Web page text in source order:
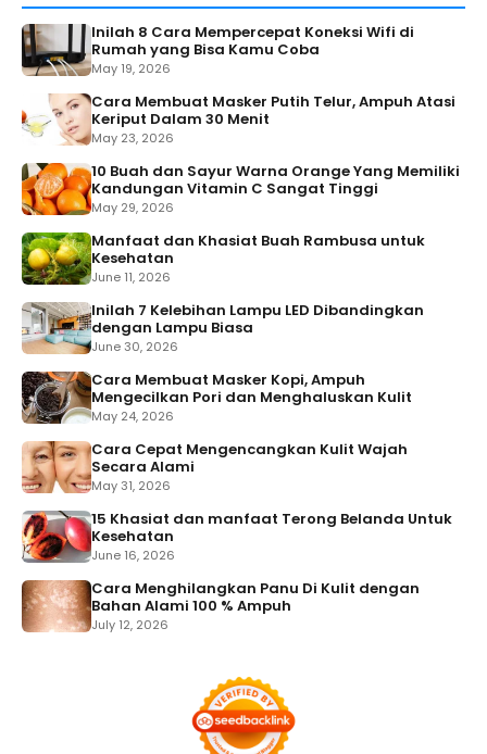
Inilah 8 Cara Mempercepat Koneksi Wifi di
Rumah yang Bisa Kamu Coba
May 19, 2026
Cara Membuat Masker Putih Telur, Ampuh Atasi
Keriput Dalam 30 Menit
May 23, 2026
10 Buah dan Sayur Warna Orange Yang Memiliki
Kandungan Vitamin C Sangat Tinggi
May 29, 2026
Manfaat dan Khasiat Buah Rambusa untuk
Kesehatan
June 11, 2026
Inilah 7 Kelebihan Lampu LED Dibandingkan
dengan Lampu Biasa
June 30, 2026
Cara Membuat Masker Kopi, Ampuh
Mengecilkan Pori dan Menghaluskan Kulit
May 24, 2026
Cara Cepat Mengencangkan Kulit Wajah
Secara Alami
May 31, 2026
15 Khasiat dan manfaat Terong Belanda Untuk
Kesehatan
June 16, 2026
Cara Menghilangkan Panu Di Kulit dengan
Bahan Alami 100 % Ampuh
July 12, 2026